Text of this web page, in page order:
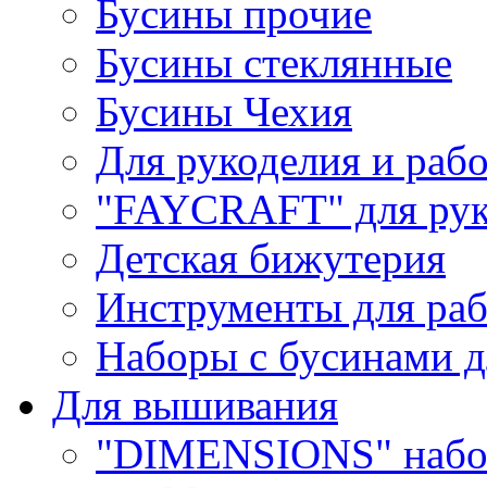
Бусины прочие
Бусины стеклянные
Бусины Чехия
Для рукоделия и
"FAYCRAFT" для
Детская бижутерия
Инструменты для
Наборы с бусинами
Для вышивания
"DIMENSIONS"